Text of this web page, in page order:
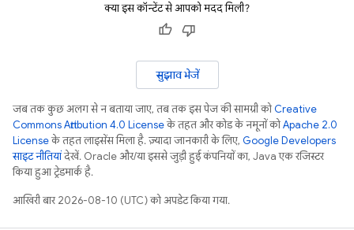
क्या इस कॉन्टेंट से आपको मदद मिली?
सुझाव भेजें
जब तक कुछ अलग से न बताया जाए, तब तक इस पेज की सामग्री कोCreative
Commons Attribution 4.0 Licenseके तहत और कोड के नमूनों कोApache 2.0
Licenseके तहत लाइसेंस मिला है. ज़्यादा जानकारी के लिए, Google Developers
साइट नीतियांदेखें. Oracle और/या इससे जुड़ी हुई कंपनियों का, Java एक रजिस्टर
किया हुआ ट्रेडमार्क है.
आखिरी बार 2026-08-10 (UTC) को अपडेट किया गया.